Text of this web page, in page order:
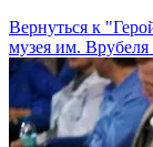
Вернуться к
музея им. Врубеля